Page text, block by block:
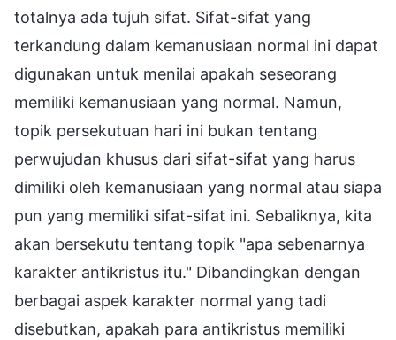
totalnya ada tujuh sifat. Sifat-sifat yang
terkandung dalam kemanusiaan normal ini dapat
digunakan untuk menilai apakah seseorang
memiliki kemanusiaan yang normal. Namun,
topik persekutuan hari ini bukan tentang
perwujudan khusus dari sifat-sifat yang harus
dimiliki oleh kemanusiaan yang normal atau siapa
pun yang memiliki sifat-sifat ini. Sebaliknya, kita
akan bersekutu tentang topik "apa sebenarnya
karakter antikristus itu." Dibandingkan dengan
berbagai aspek karakter normal yang tadi
disebutkan, apakah para antikristus memiliki